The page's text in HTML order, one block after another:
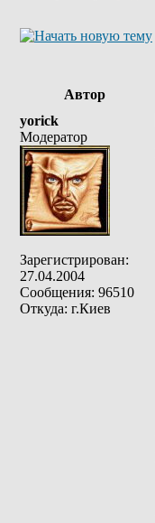
Автор
yorick
Модератор
Зарегистрирован:
27.04.2004
Сообщения: 96510
Откуда: г.Киев